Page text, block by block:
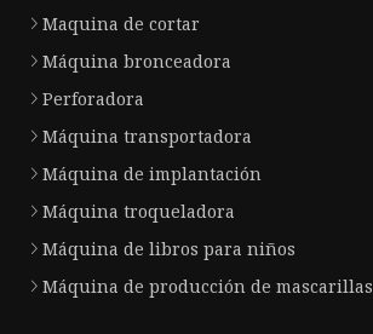
Maquina de cortar
Máquina bronceadora
Perforadora
Máquina transportadora
Máquina de implantación
Máquina troqueladora
Máquina de libros para niños
Máquina de producción de mascarillas